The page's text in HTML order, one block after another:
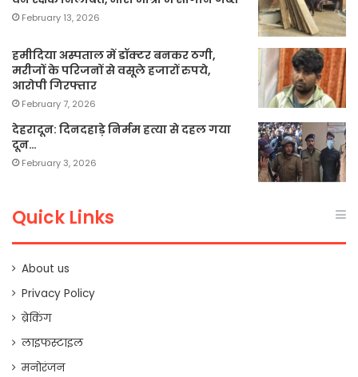
February 13, 2026
हमीदिया अस्पताल में डॉक्टर बनकर ठगी,
मरीजों के परिजनों से वसूले हजारों रुपये,
आरोपी गिरफ्तार
February 7, 2026
देहरादून: दिनदहाड़े निर्मम हत्या से दहल गया
दून…
February 3, 2026
Quick Links
About us
Privacy Policy
ब्रेकिंग
लाइफस्टाइल
मनोरंजन